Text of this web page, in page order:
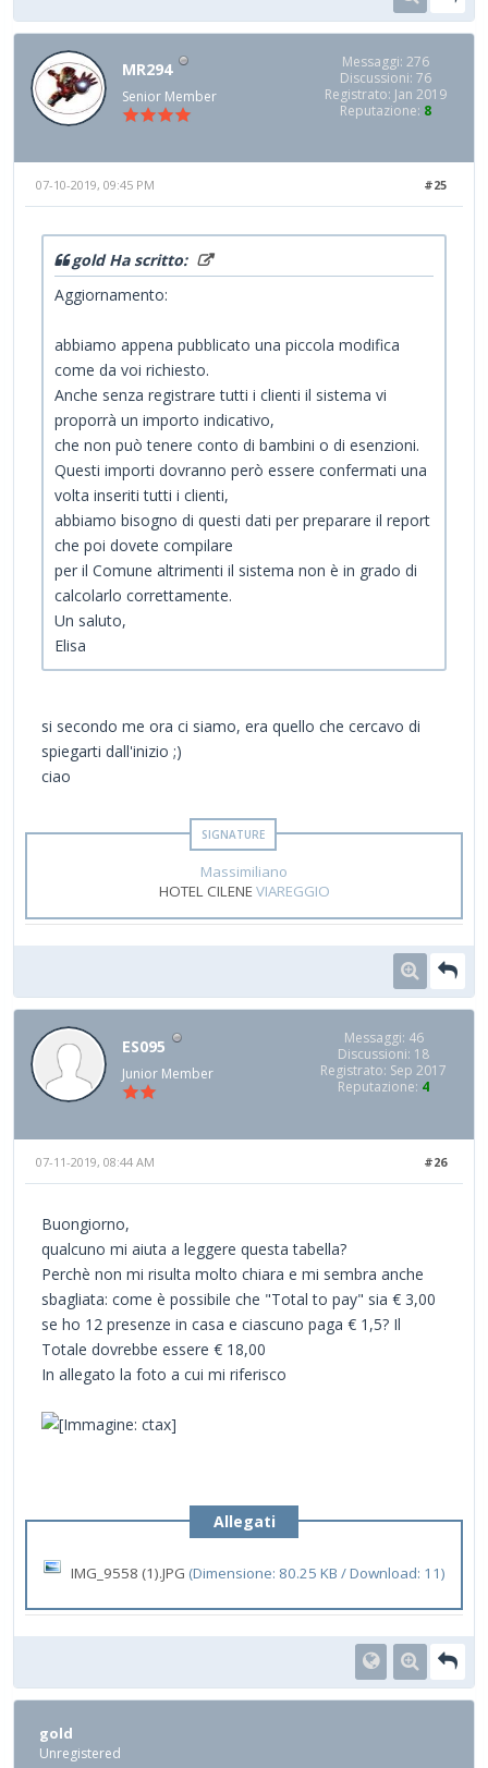
MR294
Senior Member
Messaggi: 276
Discussioni: 76
Registrato: Jan 2019
Reputazione: 8
#25
07-10-2019, 09:45 PM
gold Ha scritto:
Aggiornamento:
abbiamo appena pubblicato una piccola modifica
come da voi richiesto.
Anche senza registrare tutti i clienti il sistema vi
proporrà un importo indicativo,
che non può tenere conto di bambini o di esenzioni.
Questi importi dovranno però essere confermati una
volta inseriti tutti i clienti,
abbiamo bisogno di questi dati per preparare il report
che poi dovete compilare
per il Comune altrimenti il sistema non è in grado di
calcolarlo correttamente.
Un saluto,
Elisa
si secondo me ora ci siamo, era quello che cercavo di
spiegarti dall'inizio ;)
ciao
Massimiliano
HOTEL CILENEVIAREGGIO
ES095
Junior Member
Messaggi: 46
Discussioni: 18
Registrato: Sep 2017
Reputazione: 4
#26
07-11-2019, 08:44 AM
Buongiorno,
qualcuno mi aiuta a leggere questa tabella?
Perchè non mi risulta molto chiara e mi sembra anche
sbagliata: come è possibile che "Total to pay" sia € 3,00
se ho 12 presenze in casa e ciascuno paga € 1,5? Il
Totale dovrebbe essere € 18,00
In allegato la foto a cui mi riferisco
Allegati
IMG_9558 (1).JPG (Dimensione: 80.25 KB / Download: 11)
gold
Unregistered